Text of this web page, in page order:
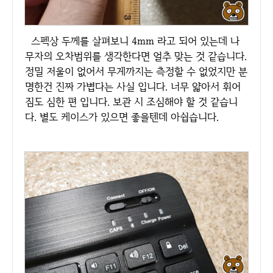
스펙상 두께를 살펴보니 4mm 라고 되어 있는데 나
무자의 오차범위를 생각한다면 얼추 맞는 것 같습니다.
정밀 저울이 없어서 무게까지는 측정할 수 없었지만 분
명한건 진짜 가볍다는 사실 입니다. 너무 얇아서 휘어
짐도 심한 편 입니다. 보관 시 조심해야 할 것 같습니
다. 별도 케이스가 있으면 좋을텐데 아쉽습니다.